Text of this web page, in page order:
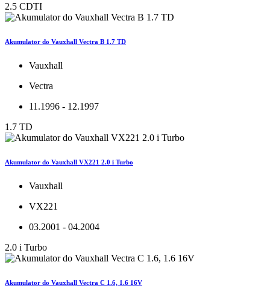
2.5 CDTI
Akumulator do Vauxhall Vectra B 1.7 TD
Vauxhall
Vectra
11.1996 - 12.1997
1.7 TD
Akumulator do Vauxhall VX221 2.0 i Turbo
Vauxhall
VX221
03.2001 - 04.2004
2.0 i Turbo
Akumulator do Vauxhall Vectra C 1.6, 1.6 16V